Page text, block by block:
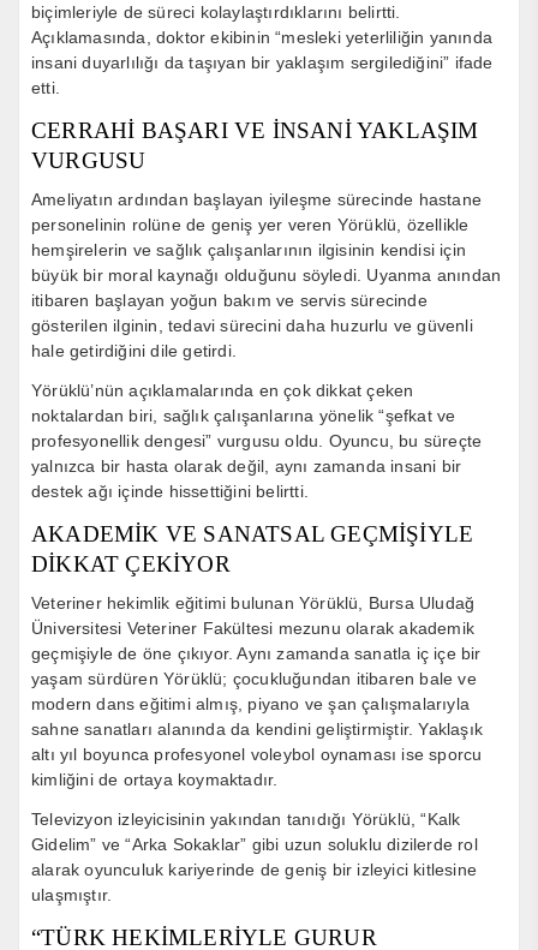
biçimleriyle de süreci kolaylaştırdıklarını belirtti.
Açıklamasında, doktor ekibinin “mesleki yeterliliğin yanında
insani duyarlılığı da taşıyan bir yaklaşım sergilediğini” ifade
etti.
CERRAHİ BAŞARI VE İNSANİ YAKLAŞIM
VURGUSU
Ameliyatın ardından başlayan iyileşme sürecinde hastane
personelinin rolüne de geniş yer veren Yörüklü, özellikle
hemşirelerin ve sağlık çalışanlarının ilgisinin kendisi için
büyük bir moral kaynağı olduğunu söyledi. Uyanma anından
itibaren başlayan yoğun bakım ve servis sürecinde
gösterilen ilginin, tedavi sürecini daha huzurlu ve güvenli
hale getirdiğini dile getirdi.
Yörüklü’nün açıklamalarında en çok dikkat çeken
noktalardan biri, sağlık çalışanlarına yönelik “şefkat ve
profesyonellik dengesi” vurgusu oldu. Oyuncu, bu süreçte
yalnızca bir hasta olarak değil, aynı zamanda insani bir
destek ağı içinde hissettiğini belirtti.
AKADEMİK VE SANATSAL GEÇMİŞİYLE
DİKKAT ÇEKİYOR
Veteriner hekimlik eğitimi bulunan Yörüklü, Bursa Uludağ
Üniversitesi Veteriner Fakültesi mezunu olarak akademik
geçmişiyle de öne çıkıyor. Aynı zamanda sanatla iç içe bir
yaşam sürdüren Yörüklü; çocukluğundan itibaren bale ve
modern dans eğitimi almış, piyano ve şan çalışmalarıyla
sahne sanatları alanında da kendini geliştirmiştir. Yaklaşık
altı yıl boyunca profesyonel voleybol oynaması ise sporcu
kimliğini de ortaya koymaktadır.
Televizyon izleyicisinin yakından tanıdığı Yörüklü, “Kalk
Gidelim” ve “Arka Sokaklar” gibi uzun soluklu dizilerde rol
alarak oyunculuk kariyerinde de geniş bir izleyici kitlesine
ulaşmıştır.
“TÜRK HEKİMLERİYLE GURUR